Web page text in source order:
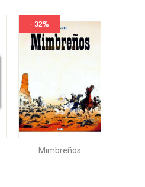
- 32%
Mimbreños